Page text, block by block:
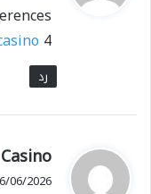
ل
4 Queens Casino
رد
ي
ق
16/06/2026 الساعة